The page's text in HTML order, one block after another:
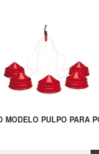
MODELO PULPO PARA